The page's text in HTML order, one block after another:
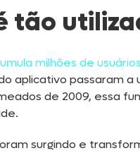
tão
milhões de
aplicativo passaram
de 2009, essa
surgindo e